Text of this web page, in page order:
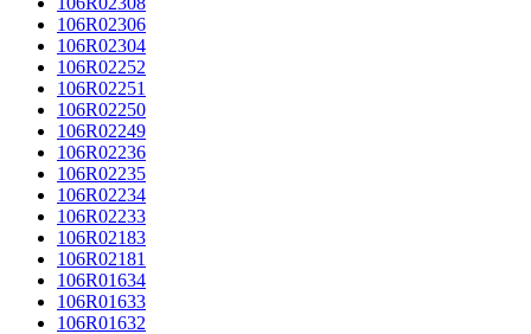
106R02306
106R02304
106R02252
106R02251
106R02250
106R02249
106R02236
106R02235
106R02234
106R02233
106R02183
106R02181
106R01634
106R01633
106R01632